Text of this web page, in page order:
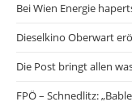
Bei Wien Energie
Dieselkino Oberwart
Die Post bringt allen
FPÖ – Schnedlitz: